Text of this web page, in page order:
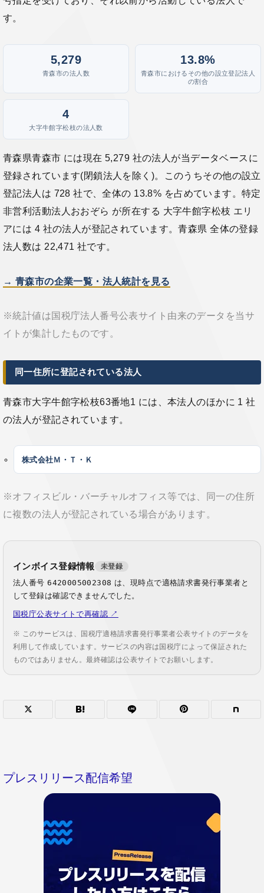
す。
5,279
青森市の法人数
13.8%
青森市におけるその他の設立登記法人
の割合
4
大字牛館字松枝の法人数
青森県青森市 には現在 5,279 社の法人が当データベースに
登録されています(閉鎖法人を除く)。このうちその他の設立
登記法人は 728 社で、全体の 13.8% を占めています。特定
非営利活動法人おおぞら が所在する 大字牛館字松枝 エリ
アには 4 社の法人が登記されています。青森県 全体の登録
法人数は 22,471 社です。
→ 青森市の企業一覧・法人統計を見る
※統計値は国税庁法人番号公表サイト由来のデータを当サ
イトが集計したものです。
同一住所に登記されている法人
青森市大字牛館字松枝63番地1 には、本法人のほかに 1 社
の法人が登記されています。
株式会社Ｍ・Ｔ・Ｋ
※オフィスビル・バーチャルオフィス等では、同一の住所
に複数の法人が登記されている場合があります。
インボイス登録情報 未登録
法人番号6420005002308 は、現時点で適格請求書発行事業者と
して登録は確認できませんでした。
国税庁公表サイトで再確認 ↗
※ このサービスは、国税庁適格請求書発行事業者公表サイトのデータを
利用して作成しています。サービスの内容は国税庁によって保証された
ものではありません。最終確認は公表サイトでお願いします。
プレスリリース配信希望